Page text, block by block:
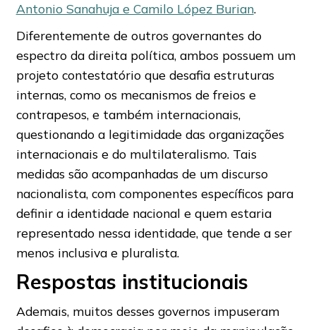
Antonio Sanahuja e Camilo López Burian.
Diferentemente de outros governantes do
espectro da direita política, ambos possuem um
projeto contestatório que desafia estruturas
internas, como os mecanismos de freios e
contrapesos, e também internacionais,
questionando a legitimidade das organizações
internacionais e do multilateralismo. Tais
medidas são acompanhadas de um discurso
nacionalista, com componentes específicos para
definir a identidade nacional e quem estaria
representado nessa identidade, que tende a ser
menos inclusiva e pluralista.
Respostas institucionais
Ademais, muitos desses governos impuseram